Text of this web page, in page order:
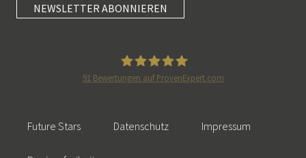
NEWSLETTER ABONNIEREN
91 Bewertungen auf ProvenExpert.com
Future Stars Datenschutz Impressum
SEHR GUT